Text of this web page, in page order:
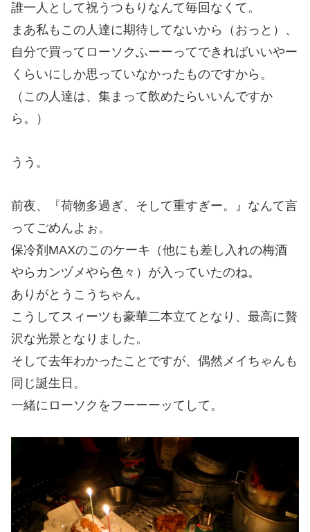
誰一人として祝うつもりなんて毎回なくて。
まあ私もこの人達に期待してないから（おっと）、
自分で買ってローソクふーーってできればいいやー
くらいにしか思っていなかったものですから。
（この人達は、集まって飲めたらいいんですか
ら。）
うう。
前夜、『荷物多過ぎ、そして重すぎー。』なんて言
ってごめんよぉ。
保冷剤MAXのこのケーキ（他にも差し入れの梅酒
やらカンヅメやら色々）が入っていたのね。
ありがとうこうちゃん。
こうしてスィーツも豪華二本立てとなり、最高に贅
沢な光景となりました。
そして去年わかったことですが、偶然メイちゃんも
同じ誕生日。
一緒にローソクをフーーーッてして。